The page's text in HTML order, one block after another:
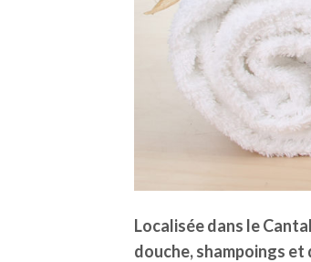
Localisée dans le
douche, shampoings